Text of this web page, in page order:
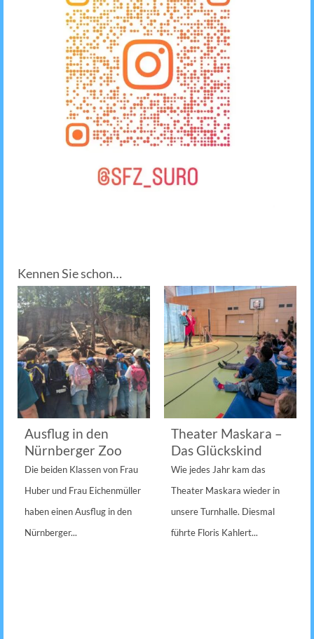
Kennen Sie schon…
Ausflug in den
Nürnberger Zoo
Die beiden Klassen von Frau
Huber und Frau Eichenmüller
haben einen Ausflug in den
Nürnberger...
Theater Maskara –
Das Glückskind
Wie jedes Jahr kam das
Theater Maskara wieder in
unsere Turnhalle. Diesmal
führte Floris Kahlert...